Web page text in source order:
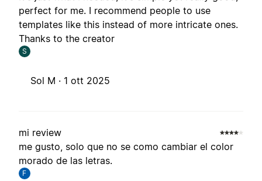
perfect for me. I recommend people to use
templates like this instead of more intricate ones.
Thanks to the creator
S
Sol M · 1 ott 2025
mi review
me gusto, solo que no se como cambiar el color
morado de las letras.
F